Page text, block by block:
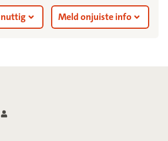
Meld onjuiste info